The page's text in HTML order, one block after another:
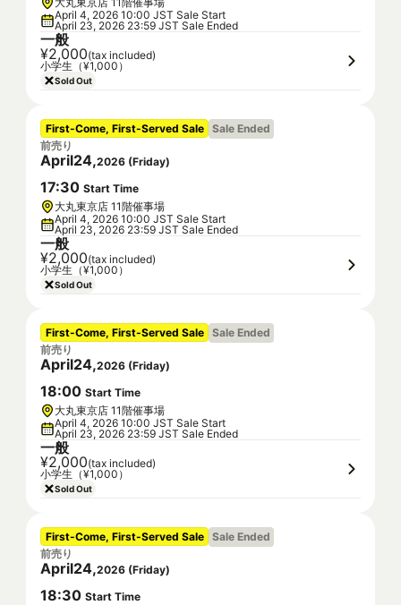
April 4, 2026 10:00 JST Sale Start
April 23, 2026 23:59 JST Sale Ended
一般
¥2,000(tax included)
小学生（¥1,000）
Sold Out
First-Come, First-Served Sale Sale Ended
前売り
April24,2026 (Friday)
17:30 Start Time
大丸東京店 11階催事場
April 4, 2026 10:00 JST Sale Start
April 23, 2026 23:59 JST Sale Ended
一般
¥2,000(tax included)
小学生（¥1,000）
Sold Out
First-Come, First-Served Sale Sale Ended
前売り
April24,2026 (Friday)
18:00 Start Time
大丸東京店 11階催事場
April 4, 2026 10:00 JST Sale Start
April 23, 2026 23:59 JST Sale Ended
一般
¥2,000(tax included)
小学生（¥1,000）
Sold Out
First-Come, First-Served Sale Sale Ended
前売り
April24,2026 (Friday)
18:30 Start Time